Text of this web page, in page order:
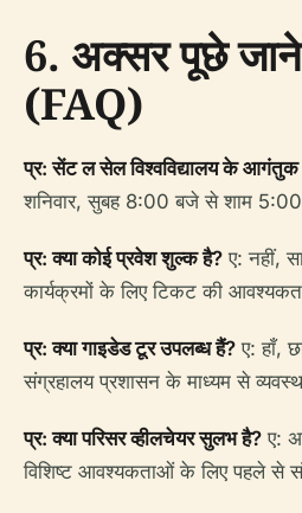
6. अक्सर पूछे जाने
(FAQ)
प्र: सेंट ल सेल विश्वविद्यालय के आगंतुक
शनिवार, सुबह 8:00 बजे से शाम
प्र: क्या कोई प्रवेश शुल्क है? ए: नहीं,
कार्यक्रमों के लिए टिकट की
प्र: क्या गाइडेड टूर उपलब्ध हैं? ए: हाँ,
संग्रहालय प्रशासन के माध्यम से
प्र: क्या परिसर व्हीलचेयर सुलभ है? ए:
विशिष्ट आवश्यकताओं के लिए पहले से